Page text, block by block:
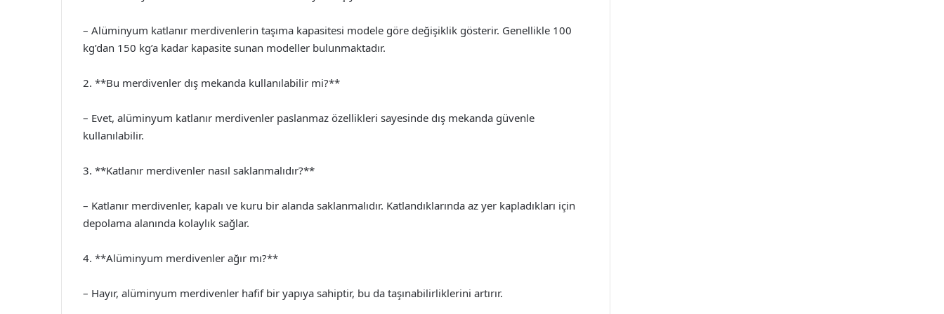
– Alüminyum katlanır merdivenlerin taşıma kapasitesi modele göre değişiklik gösterir. Genellikle 100
kg’dan 150 kg’a kadar kapasite sunan modeller bulunmaktadır.
2. **Bu merdivenler dış mekanda kullanılabilir mi?**
– Evet, alüminyum katlanır merdivenler paslanmaz özellikleri sayesinde dış mekanda güvenle
kullanılabilir.
3. **Katlanır merdivenler nasıl saklanmalıdır?**
– Katlanır merdivenler, kapalı ve kuru bir alanda saklanmalıdır. Katlandıklarında az yer kapladıkları için
depolama alanında kolaylık sağlar.
4. **Alüminyum merdivenler ağır mı?**
– Hayır, alüminyum merdivenler hafif bir yapıya sahiptir, bu da taşınabilirliklerini artırır.